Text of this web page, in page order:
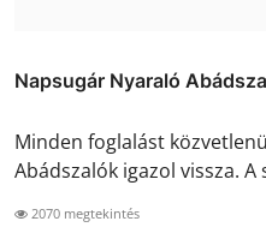
Napsugár Nyaraló
Minden foglalást
Abádszalók igazol vissza. A
2070 megtekintés